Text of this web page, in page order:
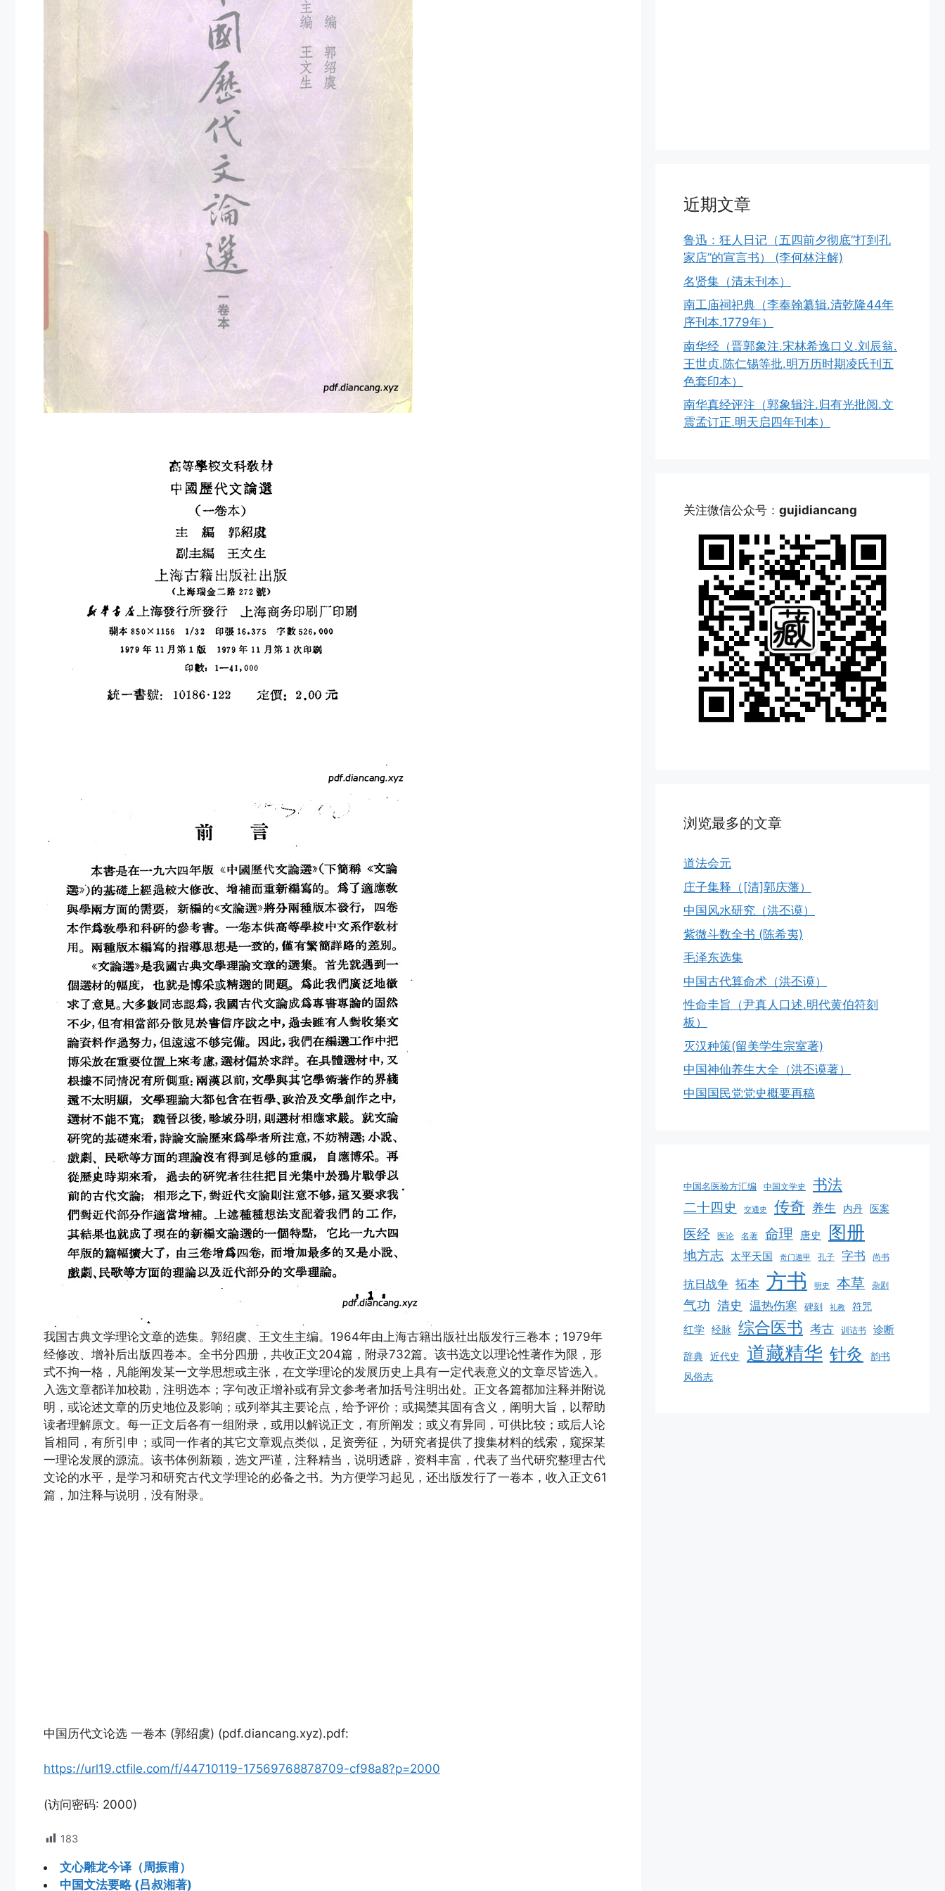
我国古典文学理论文章的选集。郭绍虞、王文生主编。1964年由上海古籍出版社出版发行三卷本；1979年
经修改、增补后出版四卷本。全书分四册，共收正文204篇，附录732篇。该书选文以理论性著作为限，形
式不拘一格，凡能阐发某一文学思想或主张，在文学理论的发展历史上具有一定代表意义的文章尽皆选入。
入选文章都详加校勘，注明选本；字句改正增补或有异文参考者加括号注明出处。正文各篇都加注释并附说
明，或论述文章的历史地位及影响；或列举其主要论点，给予评价；或揭橥其固有含义，阐明大旨，以帮助
读者理解原文。每一正文后各有一组附录，或用以解说正文，有所阐发；或义有异同，可供比较；或后人论
旨相同，有所引申；或同一作者的其它文章观点类似，足资旁征，为研究者提供了搜集材料的线索，窥探某
一理论发展的源流。该书体例新颖，选文严谨，注释精当，说明透辟，资料丰富，代表了当代研究整理古代
文论的水平，是学习和研究古代文学理论的必备之书。为方便学习起见，还出版发行了一卷本，收入正文61
篇，加注释与说明，没有附录。
中国历代文论选 一卷本 (郭绍虞) (pdf.diancang.xyz).pdf:
https://url19.ctfile.com/f/44710119-17569768878709-cf98a8?p=2000
(访问密码: 2000)
183
文心雕龙今译（周振甫）
中国文法要略 (吕叔湘著)
近期文章
鲁迅：狂人日记（五四前夕彻底“打到孔
家店”的宣言书） (李何林注解)
名贤集（清末刊本）
南工庙祠祀典（李奉翰纂辑.清乾隆44年
序刊本.1779年）
南华经（晋郭象注.宋林希逸口义.刘辰翁.
王世贞.陈仁锡等批.明万历时期凌氏刊五
色套印本）
南华真经评注（郭象辑注.归有光批阅.文
震孟订正.明天启四年刊本）
关注微信公众号： gujidiancang
浏览最多的文章
道法会元
庄子集释（[清]郭庆藩）
中国风水研究（洪丕谟）
紫微斗数全书 (陈希夷)
毛泽东选集
中国古代算命术（洪丕谟）
性命圭旨（尹真人口述.明代黄伯符刻
板）
灭汉种策(留美学生宗室著)
中国神仙养生大全（洪丕谟著）
中国国民党党史概要再稿
中国名医验方汇编 中国文学史 书法
二十四史 交通史 传奇 养生 内丹 医案
医经 医论 名著 命理 唐史 图册
地方志 太平天国 奇门遁甲 孔子 字书 尚书
抗日战争 拓本 方书 明史 本草 杂剧
气功 清史 温热伤寒 碑刻 礼教 符咒
红学 经脉 综合医书 考古 训诂书 诊断
辞典 近代史 道藏精华 针灸 韵书
风俗志